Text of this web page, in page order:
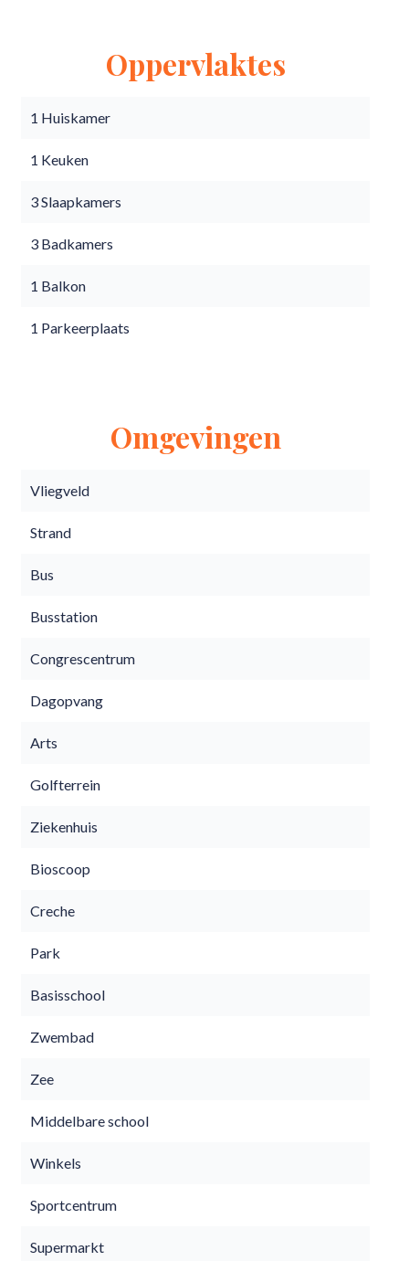
Oppervlaktes
1 Huiskamer
1 Keuken
3 Slaapkamers
3 Badkamers
1 Balkon
1 Parkeerplaats
Omgevingen
Vliegveld
Strand
Bus
Busstation
Congrescentrum
Dagopvang
Arts
Golfterrein
Ziekenhuis
Bioscoop
Creche
Park
Basisschool
Zwembad
Zee
Middelbare school
Winkels
Sportcentrum
Supermarkt